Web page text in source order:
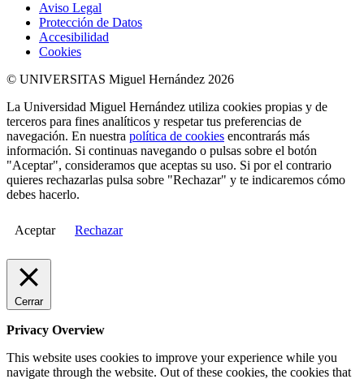
Aviso Legal
Protección de Datos
Accesibilidad
Cookies
© UNIVERSITAS Miguel Hernández 2026
La Universidad Miguel Hernández utiliza cookies propias y de
terceros para fines analíticos y respetar tus preferencias de
navegación. En nuestra política de cookies encontrarás más
información. Si continuas navegando o pulsas sobre el botón
"Aceptar", consideramos que aceptas su uso. Si por el contrario
quieres rechazarlas pulsa sobre "Rechazar" y te indicaremos cómo
debes hacerlo.
Aceptar Rechazar
Cerrar
Privacy Overview
This website uses cookies to improve your experience while you
navigate through the website. Out of these cookies, the cookies that